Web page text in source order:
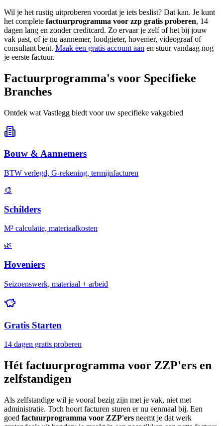
Wil je het rustig uitproberen voordat je iets beslist? Dat kan. Je kunt
het complete factuurprogramma voor zzp gratis proberen, 14
dagen lang en zonder creditcard. Zo ervaar je zelf of het bij jouw
vak past, of je nu aannemer, loodgieter, hovenier, videograaf of
consultant bent. Maak een gratis account aan en stuur vandaag nog
je eerste factuur.
Factuurprogramma's voor Specifieke
Branches
Ontdek wat Vastlegg biedt voor uw specifieke vakgebied
Bouw & Aannemers
BTW verlegd, G-rekening, termijnfacturen
🎨
Schilders
M² calculatie, materiaalkosten
🌿
Hoveniers
Seizoenswerk, materiaal + arbeid
Gratis Starten
14 dagen gratis proberen
Hét factuurprogramma voor ZZP'ers en
zelfstandigen
Als zelfstandige wil je vooral bezig zijn met je vak, niet met
administratie. Toch hoort facturen sturen er nu eenmaal bij. Een
goed factuurprogramma voor ZZP'ers neemt je dat werk